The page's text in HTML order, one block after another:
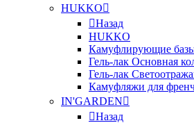
HUKKO
Назад
HUKKO
Камуфлирующие
Гель-лак Основная
Гель-лак
Камуфляжи для
IN'GARDEN
Назад